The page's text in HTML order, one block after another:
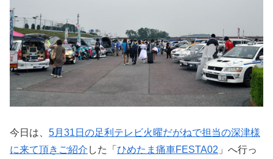
今日は、 5月31日の足利テレビ火曜だがねで担当の深津様
に来て頂きご紹介 した「 ひめたま痛車FESTA02 」へ行っ